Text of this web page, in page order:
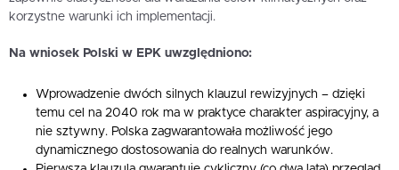
korzystne warunki ich implementacji.
Na wniosek Polski w EPK uwzględniono:
Wprowadzenie dwóch silnych klauzul rewizyjnych – dzięki
temu cel na 2040 rok ma w praktyce charakter aspiracyjny, a
nie sztywny. Polska zagwarantowała możliwość jego
dynamicznego dostosowania do realnych warunków.